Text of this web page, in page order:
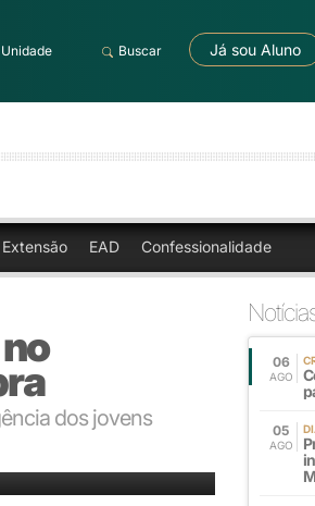
Buscar Já sou Aluno
Extensão EAD Confessionalidade
dos jovens
06
AGO
05
AGO